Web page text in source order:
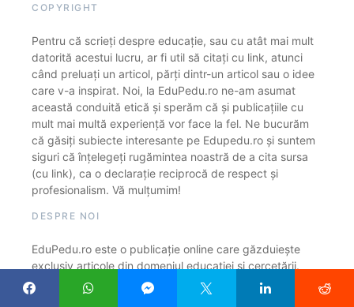
COPYRIGHT
Pentru că scrieți despre educație, sau cu atât mai mult
datorită acestui lucru, ar fi util să citați cu link, atunci
când preluați un articol, părți dintr-un articol sau o idee
care v-a inspirat. Noi, la EduPedu.ro ne-am asumat
această conduită etică și sperăm că și publicațiile cu
mult mai multă experiență vor face la fel. Ne bucurăm
că găsiți subiecte interesante pe Edupedu.ro și suntem
siguri că înțelegeți rugămintea noastră de a cita sursa
(cu link), ca o declarație reciprocă de respect și
profesionalism. Vă mulțumim!
DESPRE NOI
EduPedu.ro este o publicație online care găzduiește
exclusiv articole din domeniul educației și cercetării.
Urmărim constant cum sunt educați copiii noștri, cine și
cum face politicile din educație și cercetare, cine și cum